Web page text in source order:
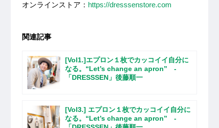
オンラインストア： https://dresssenstore.com
関連記事
[Vol1.]エプロン１枚でカッコイイ自分に
なる。“Let’s change an apron” -
「DRESSSEN」後藤順一
[Vol3.] エプロン１枚でカッコイイ自分に
なる。“Let’s change an apron” -